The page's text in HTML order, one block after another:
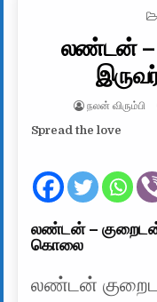
லண்டன் –
AUTHOR:
நலன் விரும்பி
Spread the love
லண்டன் – குறைடன்
கொலை
லண்டன்